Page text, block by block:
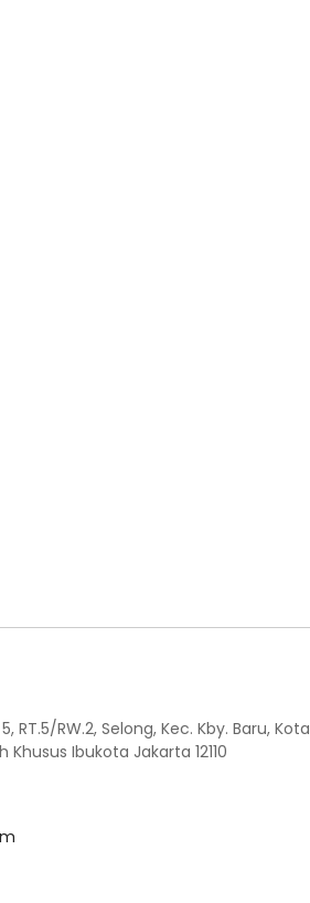
RT.5/RW.2, Selong, Kec. Kby. Baru, Kota
Ibukota Jakarta 12110